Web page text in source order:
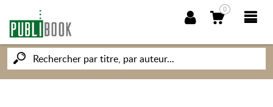
0
NOUVEAUTÉS